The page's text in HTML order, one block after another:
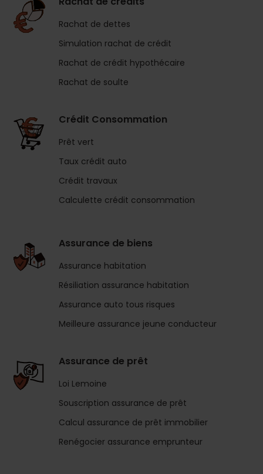
Rachat de dettes
Simulation rachat de crédit
Rachat de crédit hypothécaire
Rachat de soulte
Crédit Consommation
Prêt vert
Taux crédit auto
Crédit travaux
Calculette crédit consommation
Assurance de biens
Assurance habitation
Résiliation assurance habitation
Assurance auto tous risques
Meilleure assurance jeune conducteur
Assurance de prêt
Loi Lemoine
Souscription assurance de prêt
Calcul assurance de prêt immobilier
Renégocier assurance emprunteur